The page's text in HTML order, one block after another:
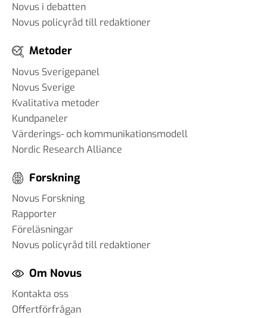
Novus i debatten
Novus policyråd till redaktioner
Metoder
Novus Sverigepanel
Novus Sverige
Kvalitativa metoder
Kundpaneler
Värderings- och kommunikationsmodell
Nordic Research Alliance
Forskning
Novus Forskning
Rapporter
Föreläsningar
Novus policyråd till redaktioner
Om Novus
Kontakta oss
Offertförfrågan